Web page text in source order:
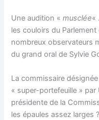
Une audition «musclée«
les couloirs du
nombreux observateurs
du grand oral de Sylvie
La commissaire
« super-portefeuille »
présidente de la
les épaules assez larges